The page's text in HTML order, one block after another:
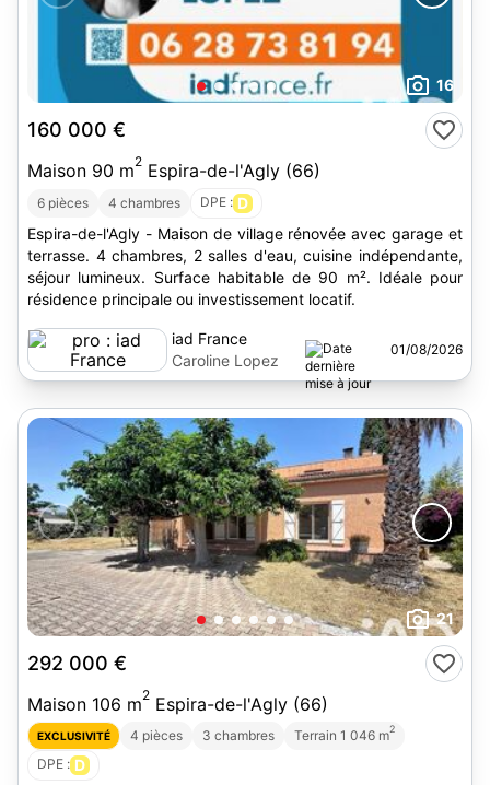
16
160 000 €
Maison 90 m2 Espira-de-l'Agly (66)
6 pièces 4 chambres DPE : D
Espira-de-l'Agly - Maison de village rénovée avec garage et
terrasse. 4 chambres, 2 salles d'eau, cuisine indépendante,
séjour lumineux. Surface habitable de 90 m². Idéale pour
résidence principale ou investissement locatif.
iad France
Caroline Lopez
01/08/2026
21
292 000 €
Maison 106 m2 Espira-de-l'Agly (66)
EXCLUSIVITÉ 4 pièces 3 chambres Terrain 1 046 m2
DPE : D